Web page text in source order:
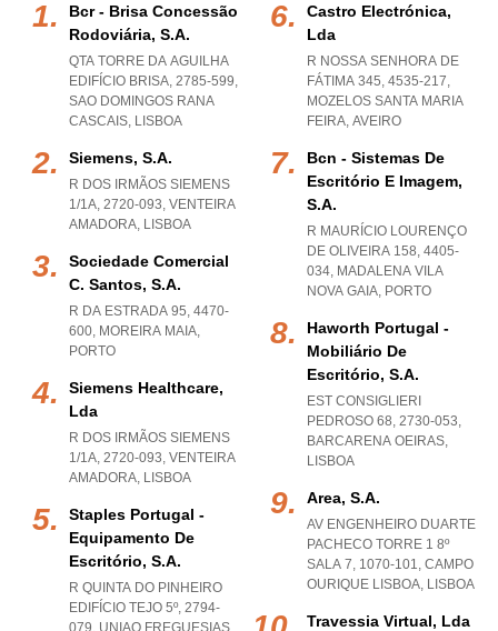
Bcr - Brisa Concessão
Rodoviária, S.a.
QTA TORRE DA AGUILHA
EDIFÍCIO BRISA, 2785-599,
SAO DOMINGOS RANA
CASCAIS, LISBOA
Siemens, S.a.
R DOS IRMÃOS SIEMENS
1/1A, 2720-093, VENTEIRA
AMADORA, LISBOA
Sociedade Comercial
C. Santos, S.a.
R DA ESTRADA 95, 4470-
600, MOREIRA MAIA,
PORTO
Siemens Healthcare,
Lda
R DOS IRMÃOS SIEMENS
1/1A, 2720-093, VENTEIRA
AMADORA, LISBOA
Staples Portugal -
Equipamento De
Escritório, S.a.
R QUINTA DO PINHEIRO
EDIFÍCIO TEJO 5º, 2794-
079, UNIAO FREGUESIAS
Castro Electrónica,
Lda
R NOSSA SENHORA DE
FÁTIMA 345, 4535-217,
MOZELOS SANTA MARIA
FEIRA, AVEIRO
Bcn - Sistemas De
Escritório E Imagem,
S.a.
R MAURÍCIO LOURENÇO
DE OLIVEIRA 158, 4405-
034, MADALENA VILA
NOVA GAIA, PORTO
Haworth Portugal -
Mobiliário De
Escritório, S.a.
EST CONSIGLIERI
PEDROSO 68, 2730-053,
BARCARENA OEIRAS,
LISBOA
Area, S.a.
AV ENGENHEIRO DUARTE
PACHECO TORRE 1 8º
SALA 7, 1070-101, CAMPO
OURIQUE LISBOA, LISBOA
Travessia Virtual, Lda